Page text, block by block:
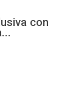
con